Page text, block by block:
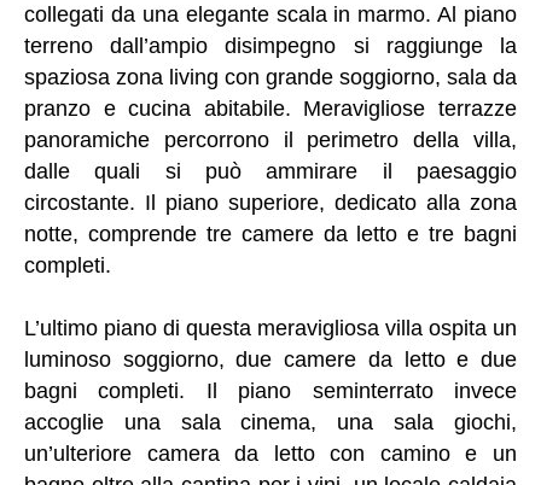
collegati da una elegante scala in marmo. Al piano
terreno dall’ampio disimpegno si raggiunge la
spaziosa zona living con grande soggiorno, sala da
pranzo e cucina abitabile. Meravigliose terrazze
panoramiche percorrono il perimetro della villa,
dalle quali si può ammirare il paesaggio
circostante. Il piano superiore, dedicato alla zona
notte, comprende tre camere da letto e tre bagni
completi.
L’ultimo piano di questa meravigliosa villa ospita un
luminoso soggiorno, due camere da letto e due
bagni completi. Il piano seminterrato invece
accoglie una sala cinema, una sala giochi,
un’ulteriore camera da letto con camino e un